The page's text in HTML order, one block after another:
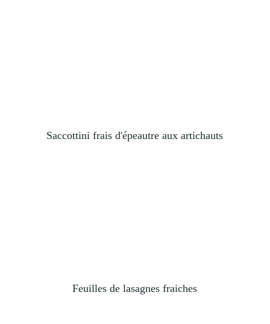
Saccottini frais d'épeautre aux artichauts
Feuilles de lasagnes fraiches